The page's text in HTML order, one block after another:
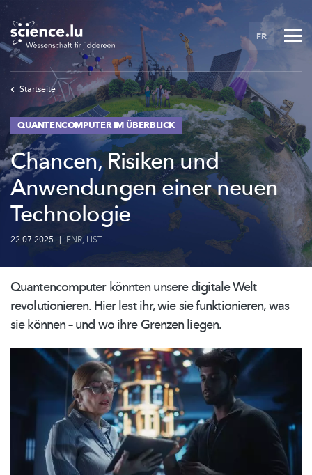
Skip
main
content
FR
Startseite
QUANTENCOMPUTER IM ÜBERBLICK
Chancen, Risiken und
Anwendungen einer neuen
Technologie
22.07.2025 | FNR, LIST
Quantencomputerkönnten unsere digitale Welt
revolutionieren.Hier lest ihr, wie siefunktionieren,was
sie können – und wo ihre Grenzen liegen.